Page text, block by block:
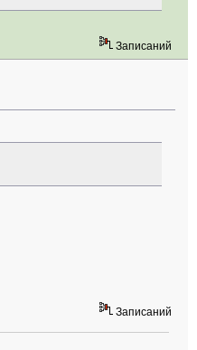
Записаний
Записаний